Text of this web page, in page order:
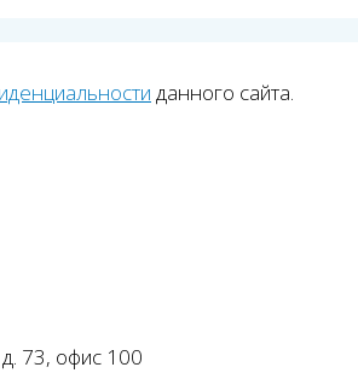
данного сайта.
73, офис 100